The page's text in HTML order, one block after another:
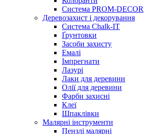
Система PROM-DECOR
Деревозахист і декорування
Система Chalk-IT
Ґрунтовки
Засоби захисту
Емалі
Імпрегнати
Лазурі
Лаки для деревини
Олії для деревини
Фарби захисні
Клеї
Шпаклівки
Малярні інструменти
Пензлі малярні